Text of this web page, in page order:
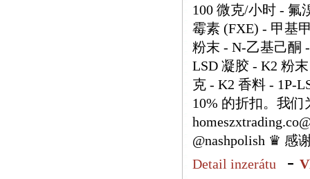
100 微克/小时 - 氟
霉素 (FXE) - 甲基
粉末 - N-乙基己酮
LSD 凝胶 - K2 粉
克 - K2 香料 - 1P-
10% 的折扣。我
@nashpolish ♛ 感
Detail inzerátu
-